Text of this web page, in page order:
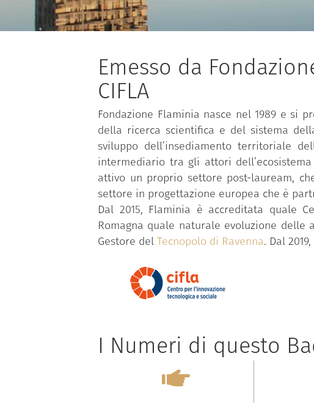
Emesso da
CIFLA
Fondazione Flaminia nasce nel 1989 e si
della ricerca scientifica e del sistema
sviluppo dell’insediamento territoriale
intermediario tra gli attori
attivo un proprio settore post-lauream,
settore in progettazione europea che è
Dal 2015, Flaminia è accreditata quale
Romagna quale naturale evoluzione delle
Gestore del Tecnopolo di Ravenna. Dal
I Numeri di questo